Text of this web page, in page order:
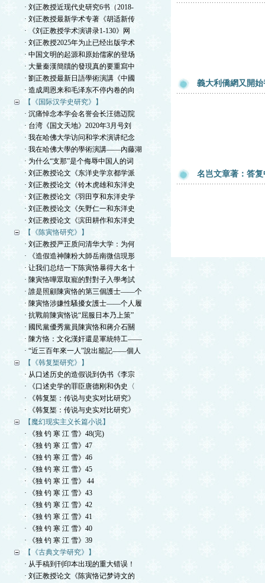
· 刘正教授近现代史研究6书（2018-
· 刘正教授最新学术专著《胡适新传
· 《刘正教授学术演讲录1-130》网
· 刘正教授2025年为止已经出版学术
· 中国文明的起源和原始儒家的登场
· 大量秦漢簡牘的發現真的要重寫中
· 劉正教授最新日語學術演講《中國
· 造成周恩来和毛泽东不停内卷的向
【《国际汉学史研究》】
· 沉痛悼念本学会名誉会长汪德迈院
· 台湾《国文天地》2020年3月号刘
· 我在哈佛大学访问和学术演讲纪念
· 我在哈佛大學的學術演講——內藤湖
· 为什么“支那”是个侮辱中国人的词
· 刘正教授论文《东洋史学京都学派
· 刘正教授论文《铃木虎雄和东洋史
· 刘正教授论文《羽田亨和东洋史学
· 刘正教授论文《矢野仁一和东洋史
· 刘正教授论文《滨田耕作和东洋史
【《陈寅恪研究》】
· 刘正教授严正质问清华大学：为何
· 《造假造神陳粉大師岳南微信現形
· 让我们总结一下陈寅恪暴得大名十
· 陳寅恪嘩眾取寵的對對子入學考試
· 誰是照顧陳寅恪的第三個護士——个
· 陳寅恪涉嫌性騷擾女護士——个人履
· 抗戰前陳寅恪说“屈服日本乃上策”
· 國民黨優秀黨員陳寅恪和蔣介石關
· 陳方恪：文化漢奸還是軍統特工——
· “近三百年來一人”說出籠記——個人
【《韩复榘研究》】
· 从口述历史的造假说到伪书《李宗
· 《口述史学的罪臣唐德刚和伪史〈
· 《韩复榘：传说与史实对比研究》
· 《韩复榘：传说与史实对比研究》
【魔幻现实主义长篇小说】
· 《独 钓 寒 江 雪》48(完)
· 《独 钓 寒 江 雪》47
· 《独 钓 寒 江 雪》46
· 《独 钓 寒 江 雪》45
· 《独 钓 寒 江 雪》 44
· 《独 钓 寒 江 雪》43
· 《独 钓 寒 江 雪》42
· 《独 钓 寒 江 雪》41
· 《独 钓 寒 江 雪》40
· 《独 钓 寒 江 雪》39
【《古典文学研究》】
· 从手稿到刊印本出现的重大错误！
· 刘正教授论文《陈寅恪记梦诗文的
義大利僑網又開
名岂文章著：答